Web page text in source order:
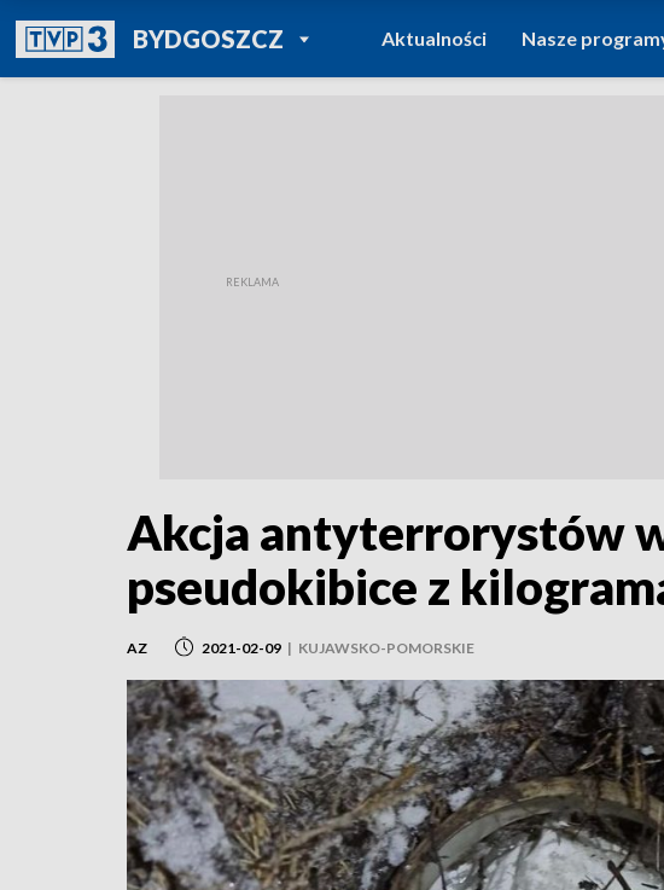
BYDGOSZCZPOWRÓT DO
TVP REGIONY
Aktualności Nasze
Akcja antyterrorystów
pseudokibice z
AZ 2021-02-09 | KUJAWSKO-POMORSKIE